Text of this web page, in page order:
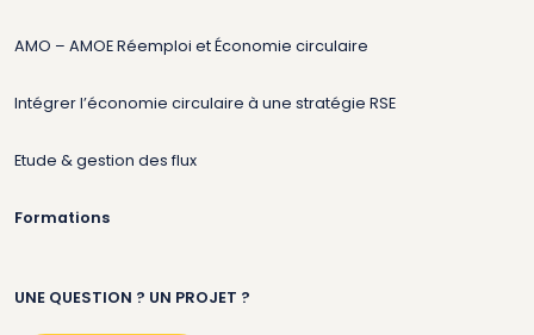
AMO – AMOE Réemploi et Économie circulaire
Intégrer l’économie circulaire à une stratégie RSE
Etude & gestion des flux
Formations
UNE QUESTION ? UN PROJET ?